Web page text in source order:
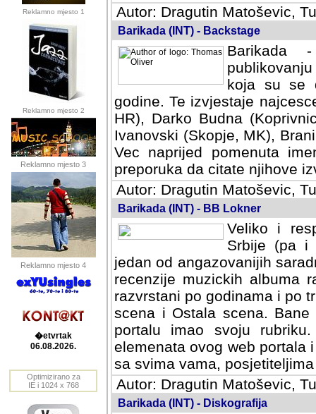
Reklamno mjesto 1
Reklamno mjesto 2
Reklamno mjesto 3
Reklamno mjesto 4
�etvrtak
06.08.2026.
Optimizirano za
IE i 1024 x 768
Autor: Dragutin Matoševic,
Barikada (INT) - Backstage
Barikada
koja su se
godine. Te izvjestaje
HR), Darko Budna
Ivanovski (Skopje, MK),
Vec naprijed pomenuta
preporuka da citate njihove
Autor: Dragutin Matoševic,
Barikada (INT) - BB Lokner
Veliko i
Srbije (pa i
jedan od angazovanijih
recenzije muzickih albuma
razvrstani po godinama i po
scena i Ostala scena.
portalu imao svoju
elemenata ovog web portala
sa svima vama,
Autor: Dragutin Matoševic,
Barikada (INT) - Diskografija